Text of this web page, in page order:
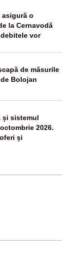
o
la Cernavodă
vor
de măsurile
Bolojan
și sistemul
2026.
și